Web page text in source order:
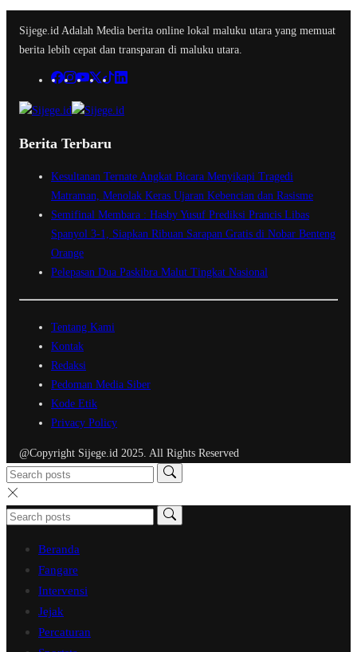
Sijege.id Adalah Media berita online lokal maluku utara yang memuat
berita lebih cepat dan transparan di maluku utara.
Berita Terbaru
Kesultanan Ternate Angkat Bicara Menyikapi Tragedi
Matraman, Menolak Keras Ujaran Kebencian dan Rasisme
Semifinal Membara : Hasby Yusuf Prediksi Prancis Libas
Spanyol 3-1, Siapkan Ribuan Sarapan Gratis di Nobar Benteng
Orange
Pelepasan Dua Paskibra Malut Tingkat Nasional
Tentang Kami
Kontak
Redaksi
Pedoman Media Siber
Kode Etik
Privacy Policy
@Copyright Sijege.id 2025. All Rights Reserved
Beranda
Fangare
Intervensi
Jejak
Percaturan